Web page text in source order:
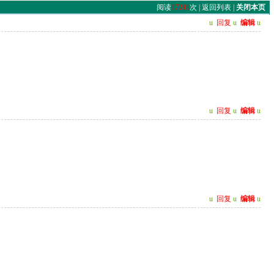
阅读17241次 | 返回列表| 关闭本页
u 回复 u 编辑 u
u 回复 u 编辑 u
u 回复 u 编辑 u